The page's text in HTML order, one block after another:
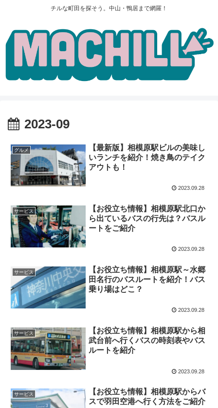
チルな町田を探そう。中山・鴨居まで網羅！
2023-09
グルメ
【最新版】相模原駅ビルの美味し
いランチを紹介！焼き鳥のテイク
アウトも！
2023.09.28
サービス
【お役立ち情報】相模原駅北口か
ら出ているバスの行先は？バスル
ートをご紹介
2023.09.28
サービス
【お役立ち情報】相模原駅～水郷
田名行のバスルートを紹介！バス
乗り場はどこ？
2023.09.28
サービス
【お役立ち情報】相模原駅から相
武台前へ行くバスの時刻表やバス
ルートを紹介
2023.09.28
サービス
【お役立ち情報】相模原駅からバ
スで羽田空港へ行く方法をご紹介